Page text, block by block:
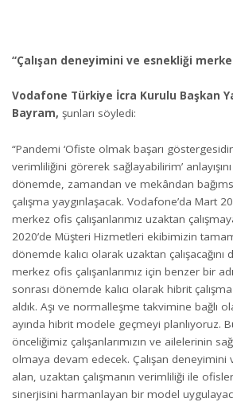
“Çalışan deneyimini ve esnekliği
Vodafone Türkiye İcra Kurulu Başkan
Bayram, şunları söyledi:
“Pandemi ‘Ofiste olmak başarı
verimliliğini görerek sağlayabilirim’
dönemde, zamandan ve mekândan
çalışma yaygınlaşacak. Vodafone’da Mart
merkez ofis çalışanlarımız uzaktan
2020’de Müşteri Hizmetleri ekibimizin
dönemde kalıcı olarak uzaktan
merkez ofis çalışanlarımız için benzer bir
sonrası dönemde kalıcı olarak hibrit
aldık. Aşı ve normalleşme takvimine bağlı
ayında hibrit modele geçmeyi planlıyoruz.
önceliğimiz çalışanlarımızın ve ailelerinin
olmaya devam edecek. Çalışan deneyimini
alan, uzaktan çalışmanın verimliliği ile
sinerjisini harmanlayan bir model